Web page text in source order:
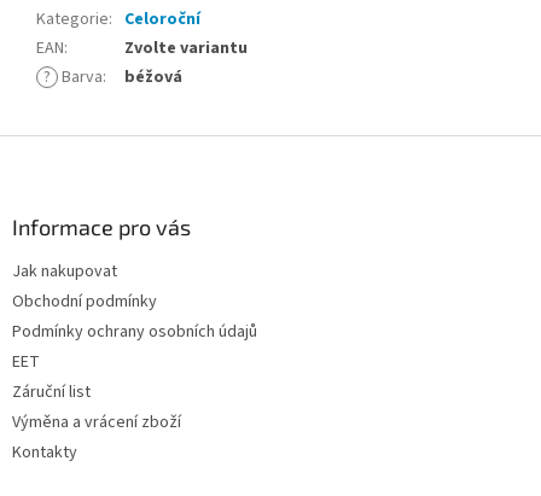
Kategorie: Celoroční
EAN:
Zvolte variantu
? Barva: béžová
Informace pro vás
Jak nakupovat
Obchodní podmínky
Podmínky ochrany osobních údajů
EET
Záruční list
Výměna a vrácení zboží
Kontakty